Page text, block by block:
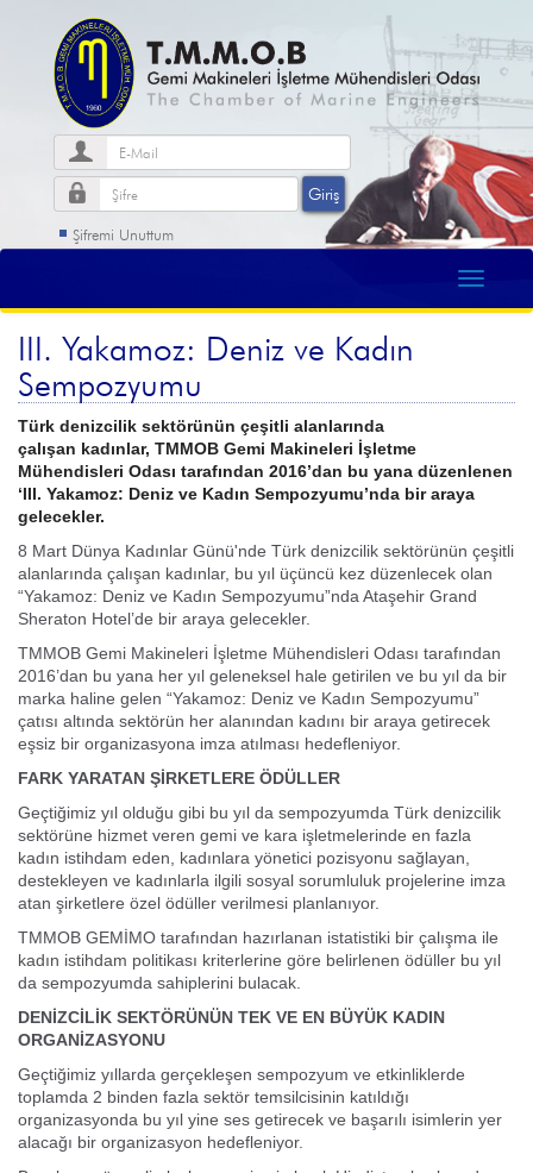
Şifremi Unuttum
III. Yakamoz: Deniz ve Kadın
Sempozyumu
Türk denizcilik sektörünün çeşitli alanlarında
çalışan kadınlar, TMMOB Gemi Makineleri İşletme
Mühendisleri Odası tarafından 2016’dan bu yana düzenlenen
‘III. Yakamoz: Deniz ve Kadın Sempozyumu’nda bir araya
gelecekler.
8 Mart Dünya Kadınlar Günü'nde Türk denizcilik sektörünün çeşitli
alanlarında çalışan kadınlar, bu yıl üçüncü kez düzenlecek olan
“Yakamoz: Deniz ve Kadın Sempozyumu”nda Ataşehir Grand
Sheraton Hotel’de bir araya gelecekler.
TMMOB Gemi Makineleri İşletme Mühendisleri Odası tarafından
2016’dan bu yana her yıl geleneksel hale getirilen ve bu yıl da bir
marka haline gelen “Yakamoz: Deniz ve Kadın Sempozyumu”
çatısı altında sektörün her alanından kadını bir araya getirecek
eşsiz bir organizasyona imza atılması hedefleniyor.
FARK YARATAN ŞİRKETLERE ÖDÜLLER
Geçtiğimiz yıl olduğu gibi bu yıl da sempozyumda Türk denizcilik
sektörüne hizmet veren gemi ve kara işletmelerinde en fazla
kadın istihdam eden, kadınlara yönetici pozisyonu sağlayan,
destekleyen ve kadınlarla ilgili sosyal sorumluluk projelerine imza
atan şirketlere özel ödüller verilmesi planlanıyor.
TMMOB GEMİMO tarafından hazırlanan istatistiki bir çalışma ile
kadın istihdam politikası kriterlerine göre belirlenen ödüller bu yıl
da sempozyumda sahiplerini bulacak.
DENİZCİLİK SEKTÖRÜNÜN TEK VE EN BÜYÜK KADIN
ORGANİZASYONU
Geçtiğimiz yıllarda gerçekleşen sempozyum ve etkinliklerde
toplamda 2 binden fazla sektör temsilcisinin katıldığı
organizasyonda bu yıl yine ses getirecek ve başarılı isimlerin yer
alacağı bir organizasyon hedefleniyor.